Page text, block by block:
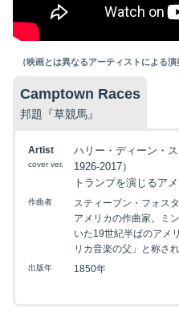
（映画とは異なるアーティストによる演
Camptown Races
邦題『草競馬』
Artist
cover ver.
ハリー・ディーン・
1926-2017）
トランプを演じるアメ
作曲者
スティーブン・フォス
アメリカの作曲家。ミ
いた19世紀半ばのアメ
リカ音楽の父」と称され
出版年 1850年